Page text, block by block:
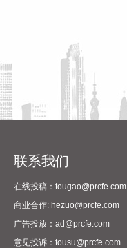
联系我们
在线投稿：tougao@prcfe.com
商业合作: hezuo@prcfe.com
广告投放：ad@prcfe.com
意见投诉：tousu@prcfe.com